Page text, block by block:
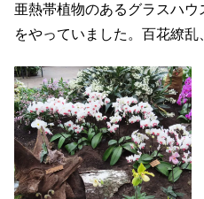
亜熱帯植物のあるグラスハ
をやっていました。百花繚乱